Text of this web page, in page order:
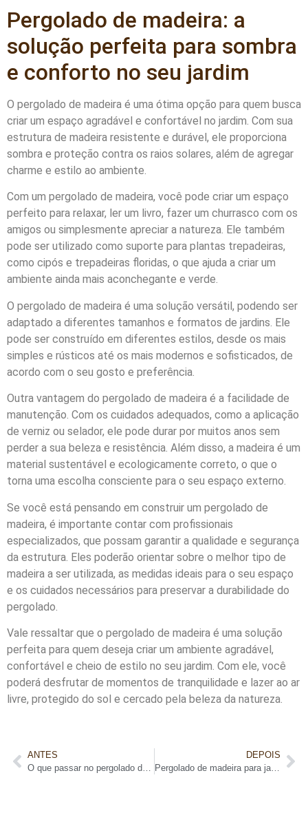
Pergolado de madeira: a
solução perfeita para sombra
e conforto no seu jardim
O pergolado de madeira é uma ótima opção para quem busca
criar um espaço agradável e confortável no jardim. Com sua
estrutura de madeira resistente e durável, ele proporciona
sombra e proteção contra os raios solares, além de agregar
charme e estilo ao ambiente.
Com um pergolado de madeira, você pode criar um espaço
perfeito para relaxar, ler um livro, fazer um churrasco com os
amigos ou simplesmente apreciar a natureza. Ele também
pode ser utilizado como suporte para plantas trepadeiras,
como cipós e trepadeiras floridas, o que ajuda a criar um
ambiente ainda mais aconchegante e verde.
O pergolado de madeira é uma solução versátil, podendo ser
adaptado a diferentes tamanhos e formatos de jardins. Ele
pode ser construído em diferentes estilos, desde os mais
simples e rústicos até os mais modernos e sofisticados, de
acordo com o seu gosto e preferência.
Outra vantagem do pergolado de madeira é a facilidade de
manutenção. Com os cuidados adequados, como a aplicação
de verniz ou selador, ele pode durar por muitos anos sem
perder a sua beleza e resistência. Além disso, a madeira é um
material sustentável e ecologicamente correto, o que o
torna uma escolha consciente para o seu espaço externo.
Se você está pensando em construir um pergolado de
madeira, é importante contar com profissionais
especializados, que possam garantir a qualidade e segurança
da estrutura. Eles poderão orientar sobre o melhor tipo de
madeira a ser utilizada, as medidas ideais para o seu espaço
e os cuidados necessários para preservar a durabilidade do
pergolado.
Vale ressaltar que o pergolado de madeira é uma solução
perfeita para quem deseja criar um ambiente agradável,
confortável e cheio de estilo no seu jardim. Com ele, você
poderá desfrutar de momentos de tranquilidade e lazer ao ar
livre, protegido do sol e cercado pela beleza da natureza.
ANTES
O que passar no pergolado de madeira
DEPOIS
Pergolado de madeira para jardim: dicas para um espaço encantador